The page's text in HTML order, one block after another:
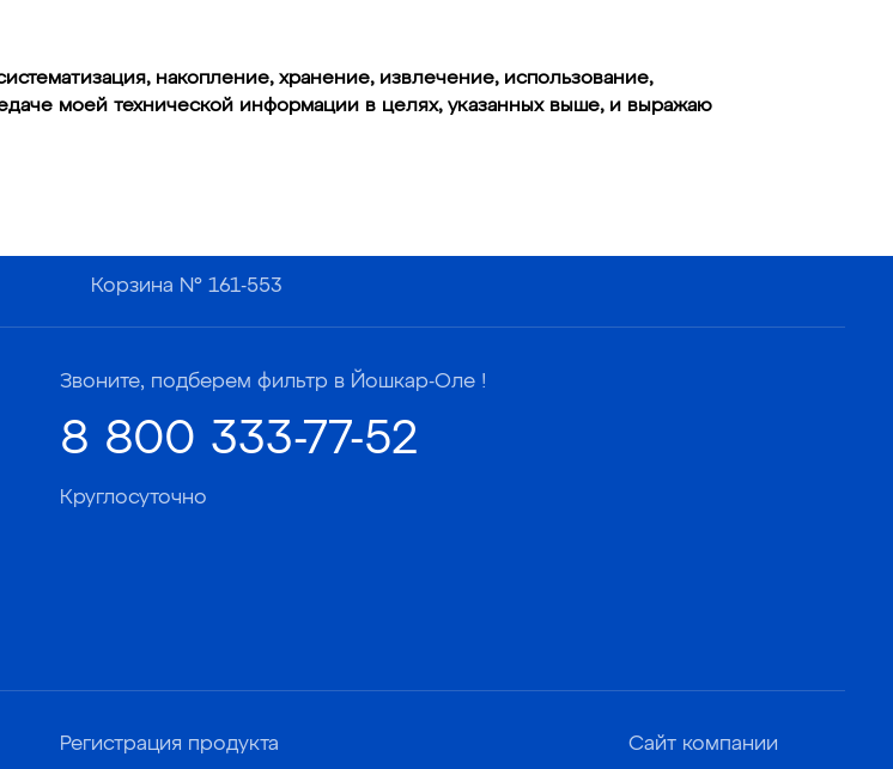
накопление, хранение, извлечение, использование,
моей технической информации в целях, указанных выше, и выражаю
Корзина №161-553
Звоните, подберем фильтр в Йошкар-Оле !
8 800 333-77-52
Круглосуточно
Регистрация продукта Сайт компании